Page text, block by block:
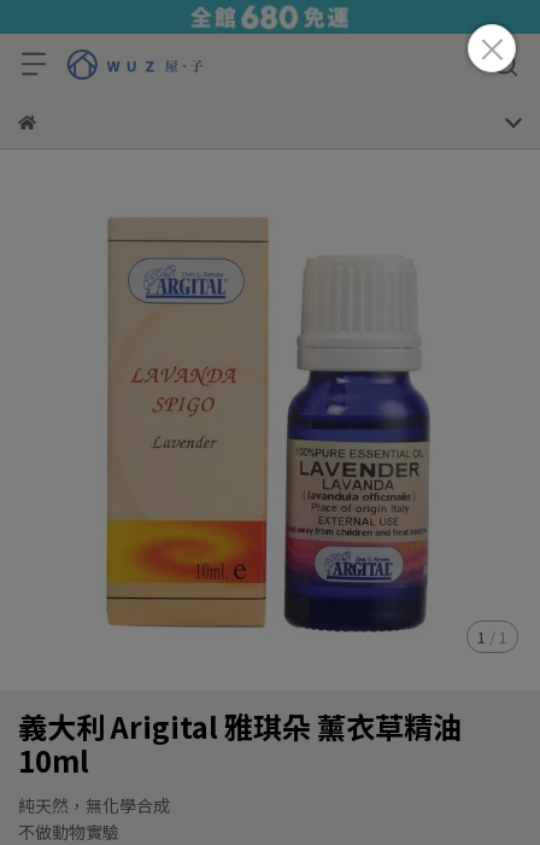
1 / 1
義大利 Arigital 雅琪朵 薰衣草精油
10ml
純天然，無化學合成
不做動物實驗